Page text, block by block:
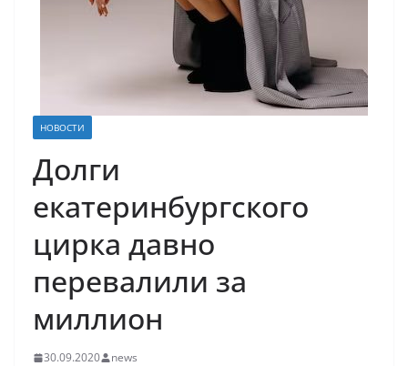
НОВОСТИ
Долги
екатеринбургского
цирка давно
перевалили за
миллион
30.09.2020 news